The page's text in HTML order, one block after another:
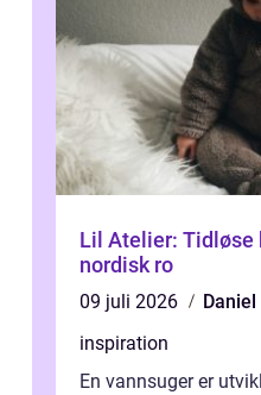
Lil Atelier: Tidløse
nordisk ro
09 juli 2026
inspiration
En vannsuger er